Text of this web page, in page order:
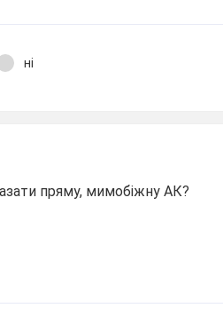
ні
пряму, мимобіжну АК?